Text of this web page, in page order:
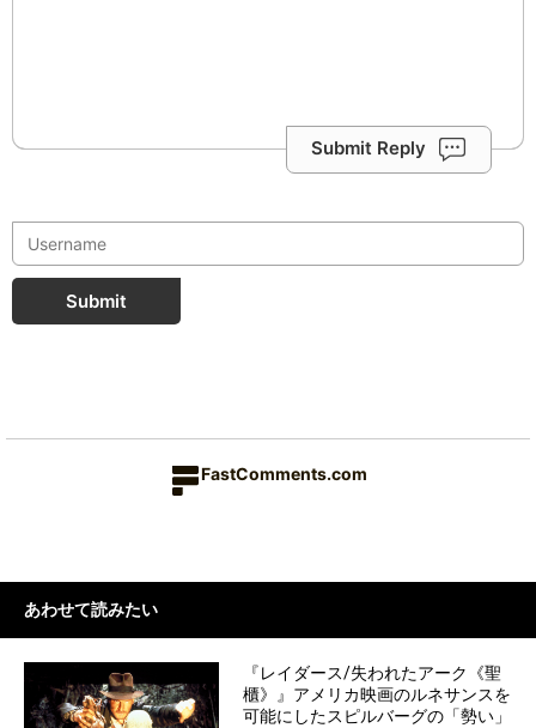
Submit Reply
Submit
FastComments.com
あわせて読みたい
『レイダース/失われたアーク《聖
櫃》』アメリカ映画のルネサンスを
可能にしたスピルバーグの「勢い」